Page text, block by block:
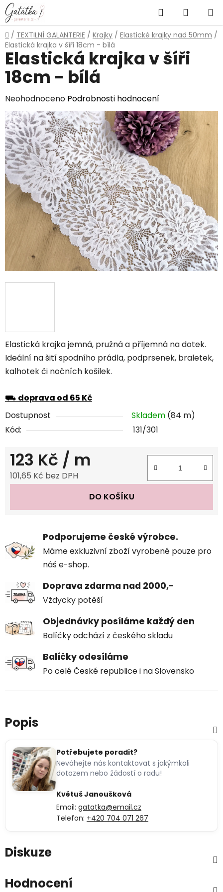
Přejít
na
obsah
Hledat
KOŠÍK
Domů
/ TEXTILNÍ GALANTERIE / Krajky / Elastické krajky nad 50mm /
Elastická krajka v šíři 18cm - bílá
Elastická krajka jemná, pružná a příjemná na dotek.
Ideální na šití spodního prádla, podprsenek, braletek,
kalhotek či nočních košilek.
⛟ doprava od 65 Kč
Dostupnost
Skladem (84 m)
Kód:
131/301
123 Kč / m
101,65 Kč bez DPH
DO KOŠÍKU
Elastická krajka v šíři
18cm - bílá
Průměrné
hodnocení
produktu
je
0,0
z
5
hvězdiček.
Neohodnoceno Podrobnosti hodnocení
Podporujeme české výrobce.
Máme exkluzivní zboží vyrobené pouze pro
náš e-shop.
Doprava zdarma nad 2000,-
Vždycky potěší
Objednávky posíláme každý den
Balíčky odchází z českého skladu
Balíčky odesíláme
Po celé České republice i na Slovensko
Popis
Potřebujete poradit?
Neváhejte nás kontaktovat s jakýmkoli
dotazem nebo žádostí o radu!
Květuš Janoušková
Email: gatatka@email.cz
Telefon: +420 704 071 267
Diskuze
Hodnocení